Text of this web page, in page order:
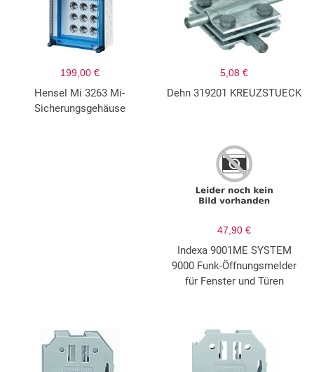
199,00 €
Hensel Mi 3263 Mi-
Sicherungsgehäuse
5,08 €
Dehn 319201 KREUZSTUECK
47,90 €
Indexa 9001ME SYSTEM
9000 Funk-Öffnungsmelder
für Fenster und Türen